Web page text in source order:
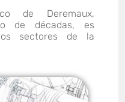
de Deremaux,
de décadas, es
sectores de la